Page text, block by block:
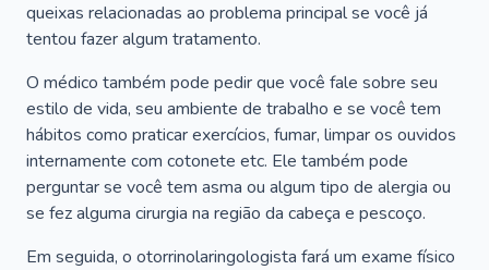
queixas relacionadas ao problema principal se você já
tentou fazer algum tratamento.
O médico também pode pedir que você fale sobre seu
estilo de vida, seu ambiente de trabalho e se você tem
hábitos como praticar exercícios, fumar, limpar os ouvidos
internamente com cotonete etc. Ele também pode
perguntar se você tem asma ou algum tipo de alergia ou
se fez alguma cirurgia na região da cabeça e pescoço.
Em seguida, o otorrinolaringologista fará um exame físico